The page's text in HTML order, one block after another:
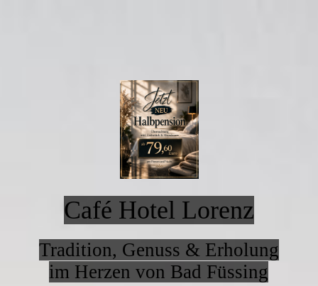
Café Hotel Lorenz
Tradition, Genuss & Erholung
im Herzen von Bad Füssing